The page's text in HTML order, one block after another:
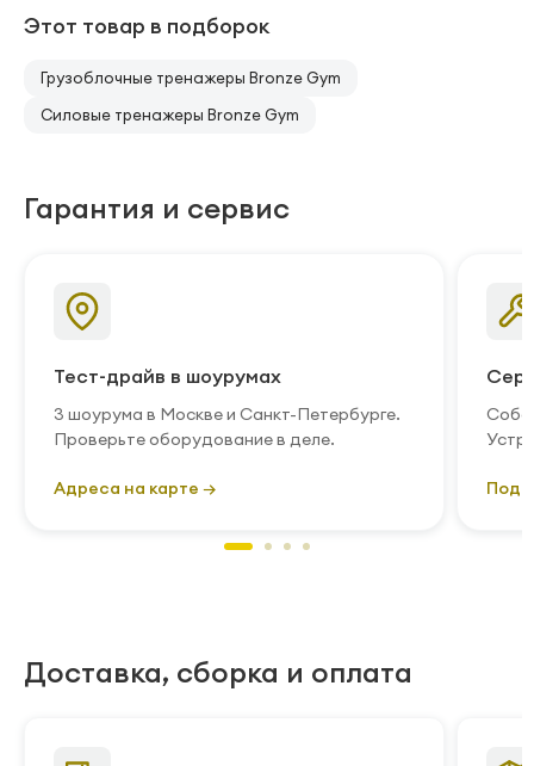
Этот товар в подборок
Грузоблочные тренажеры Bronze Gym
Силовые тренажеры Bronze Gym
Гарантия и сервис
Тест-драйв в шоурумах
3 шоурума в Москве и Санкт-Петербурге.
Проверьте оборудование в деле.
Адреса на карте →
Доставка, сборка и оплата